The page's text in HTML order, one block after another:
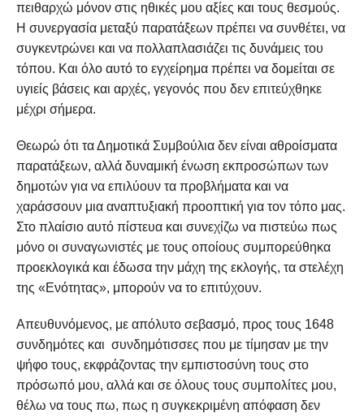
πειθαρχώ μόνον στις ηθικές μου αξίες και τους θεσμούς.
Η συνεργασία μεταξύ παρατάξεων πρέπει να συνθέτει, να
συγκεντρώνει και να πολλαπλασιάζει τις δυνάμεις του
τόπου. Και όλο αυτό το εγχείρημα πρέπει να δομείται σε
υγιείς βάσεις και αρχές, γεγονός που δεν επιτεύχθηκε
μέχρι σήμερα.
Θεωρώ ότι τα Δημοτικά Συμβούλια δεν είναι αθροίσματα
παρατάξεων, αλλά δυναμική ένωση εκπροσώπων των
δημοτών για να επιλύουν τα προβλήματα και να
χαράσσουν μια αναπτυξιακή προοπτική για τον τόπο μας.
Στο πλαίσιο αυτό πίστευα και συνεχίζω να πιστεύω πως
μόνο οι συναγωνιστές με τους οποίους συμπορεύθηκα
προεκλογικά και έδωσα την μάχη της εκλογής, τα στελέχη
της «Ενότητας», μπορούν να το επιτύχουν.
Απευθυνόμενος, με απόλυτο σεβασμό, προς τους 1648
συνδημότες και συνδημότισσες που με τίμησαν με την
ψήφο τους, εκφράζοντας την εμπιστοσύνη τους στο
πρόσωπό μου, αλλά και σε όλους τους συμπολίτες μου,
θέλω να τους πω, πως η συγκεκριμένη απόφαση δεν